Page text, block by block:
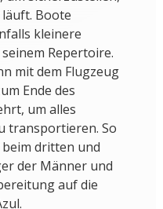
Boote
kleinere
Repertoire.
mit dem Flugzeug
Ende des
um alles
transportieren. So
dritten und
der Männer und
auf die